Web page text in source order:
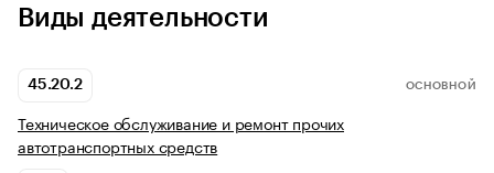
Виды деятельности
45.20.2 ОСНОВНОЙ
Техническое обслуживание и ремонт прочих
автотранспортных средств